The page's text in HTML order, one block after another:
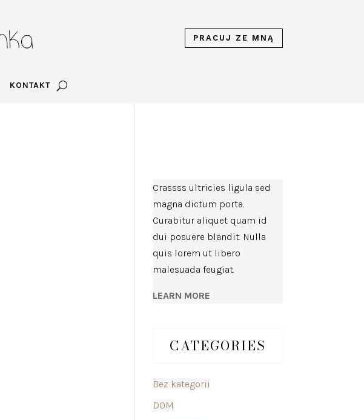
PRACUJ ZE MNĄ
KONTAKT
Crassss ultricies ligula sed
magna dictum porta.
Curabitur aliquet quam id
dui posuere blandit. Nulla
quis lorem ut libero
malesuada feugiat.
LEARN MORE
CATEGORIES
Bez kategorii
DOM